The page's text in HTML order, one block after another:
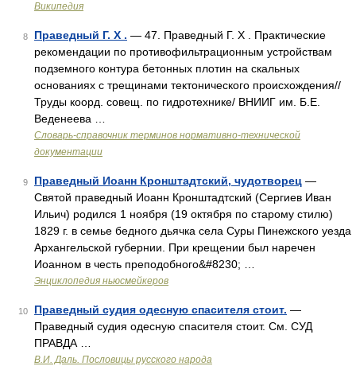
Википедия
8 Праведный Г. X . — 47. Праведный Г. X . Практические
рекомендации по противофильтрационным устройствам
подземного контура бетонных плотин на скальных
основаниях с трещинами тектонического происхождения//
Труды коорд. совещ. по гидротехнике/ ВНИИГ им. Б.Е.
Веденеева …
Словарь-справочник терминов нормативно-технической
документации
9 Праведный Иоанн Кронштадтский, чудотворец —
Святой праведный Иоанн Кронштадтский (Сергиев Иван
Ильич) родился 1 ноября (19 октября по старому стилю)
1829 г. в семье бедного дьячка села Суры Пинежского уезда
Архангельской губернии. При крещении был наречен
Иоанном в честь преподобного&#8230; …
Энциклопедия ньюсмейкеров
10 Праведный судия одесную спасителя стоит. —
Праведный судия одесную спасителя стоит. См. СУД
ПРАВДА …
В.И. Даль. Пословицы русского народа